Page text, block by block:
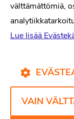
Tiede
Kirjat
Yhteystiedot
välttämättömiä,
Lue lisää
VAIN